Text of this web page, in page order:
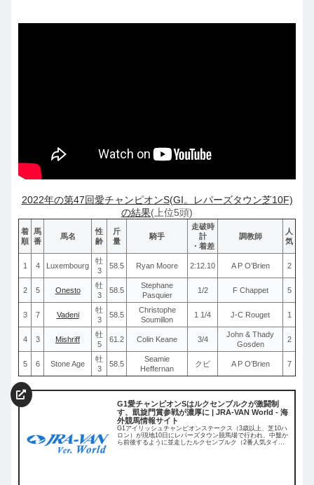
2022年の第47回愛チャンピオンS(GI。レパーズタウン芝10F)
の結果(上位5頭)
着
順
馬
番
馬名
性
齢
斤
量
騎手
走破時
計
・着差
調教師
人
気
1 4 Luxembourg
牡
3
58.5 Ryan Moore 2:12.10 A P O’Brien 2
2 5 Onesto
牡
3
58.5
Stephane
Pasquier
1/2 F Chappet 5
3 7 Vadeni
牡
3
58.5
Christophe
Soumillon
1 1/4 J-C Rouget 1
4 3 Mishriff
牡
5
61.2 Colin Keane 3/4
John & Thady
Gosden
2
5 6 Stone Age
牡
3
58.5
Seamie
Heffernan
クビ A P O’Brien 7
G1愛チャンピオンSはルクセンブルクが激闘制
す、凱旋門賞参戦が濃厚に | JRA-VAN World - 海
外競馬情報サイト
G1アイリッシュチャンピオンステークス（3歳以上、芝10ハ
ロン）が現地10日にレパーズタウン競馬場で行われ、中盤か
ら前後するように並走したルクセンブルク（2番人気タイ）